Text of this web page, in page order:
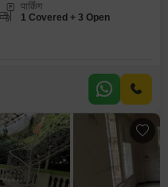
पार्किंग
1 Covered + 3 Open